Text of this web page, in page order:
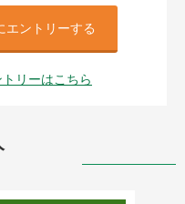
エントリーする
リーはこちら